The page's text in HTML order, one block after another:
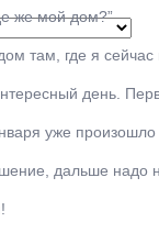
же мой дом?”
там, где я сейчас
день.
уже произошло
дальше надо